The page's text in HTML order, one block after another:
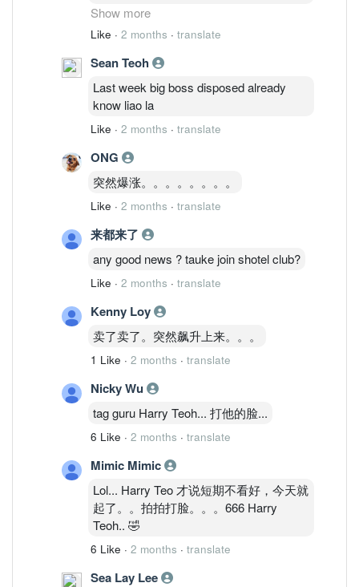
Revision in earnings forecasts and target
price. We made no changes to our FY26
However, we raised FY27 and FY28
earnings estimates by +37.1% and
+45.3% respectively. This was achieved
by assuming strong rebound in the RF
business, better monetisation effort for
the opto business as well as greater
earnings for the power management.
Show more
Like · 2 months · translate
Sean Teoh
Last week big boss disposed already
know liao la
Like · 2 months · translate
ONG
突然爆涨。。。。。。。。
Like · 2 months · translate
来都来了
any good news ? tauke join shotel club?
Like · 2 months · translate
Kenny Loy
卖了卖了。突然飙升上来。。。
1 Like · 2 months · translate
Nicky Wu
tag guru Harry Teoh... 打他的脸...
6 Like · 2 months · translate
Mimic Mimic
Lol... Harry Teo 才说短期不看好，今天就
起了。。拍拍打脸。。。666 Harry
Teoh.. 🤣
6 Like · 2 months · translate
Sea Lay Lee